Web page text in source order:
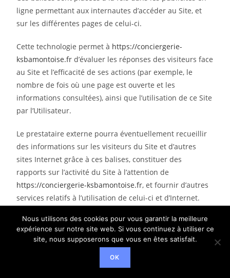
ligne permettant aux internautes d’accéder au Site, et
sur les différentes pages de celui-ci.
Cette technologie permet à https://conciergerie-
ksbamontoise.fr d’évaluer les réponses des visiteurs face
au Site et l’efficacité de ses actions (par exemple, le
nombre de fois où une page est ouverte et les
informations consultées), ainsi que l’utilisation de ce Site
par l’Utilisateur.
Le prestataire externe pourra éventuellement recueillir
des informations sur les visiteurs du Site et d’autres
sites Internet grâce à ces balises, constituer des
rapports sur l’activité du Site à l’attention de
https://conciergerie-ksbamontoise.fr, et fournir d’autres
services relatifs à l’utilisation de celui-ci et d’Internet.
10. Droit applicable et attribution de
juridiction.
Tout litige en relation avec l’utilisation du site
Nous utilisons des cookies pour vous garantir la meilleure
expérience sur notre site web. Si vous continuez à utiliser ce
site, nous supposerons que vous en êtes satisfait.
OK